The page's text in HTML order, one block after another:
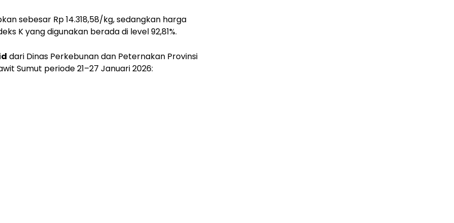
sebesar Rp 14.318,58/kg, sedangkan harga
K yang digunakan berada di level 92,81%.
dari Dinas Perkebunan dan Peternakan Provinsi
Sumut periode 21–27 Januari 2026: